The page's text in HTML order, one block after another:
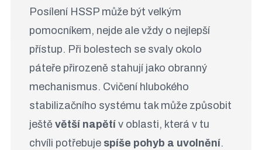
Posílení HSSP může být velkým
pomocníkem, nejde ale vždy o nejlepší
přístup. Při bolestech se svaly okolo
páteře přirozeně stahují jako obranný
mechanismus. Cvičení hlubokého
stabilizačního systému tak může způsobit
ještě větší napětí v oblasti, která v tu
chvíli potřebuje spíše pohyb a uvolnění.